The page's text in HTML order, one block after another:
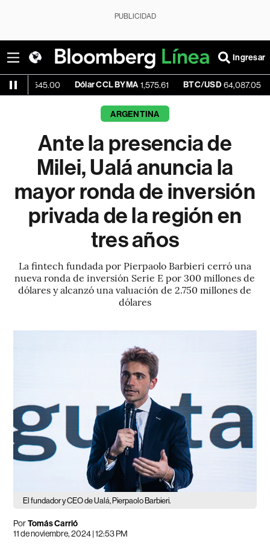
PUBLICIDAD
Ingresar
Dólar CCL BYMA 1,575.61 BTC/USD 64,087.05 -0.33%
ARGENTINA
Ante la presencia de
Milei, Ualá anuncia la
mayor ronda de inversión
privada de la región en
tres años
La fintech fundada por Pierpaolo Barbieri cerró una
nueva ronda de inversión Serie E por 300 millones de
dólares y alcanzó una valuación de 2.750 millones de
dólares
El fundador y CEO de Ualá, Pierpaolo Barbieri.
PorTomás Carrió
11 de noviembre, 2024 | 12:53 PM